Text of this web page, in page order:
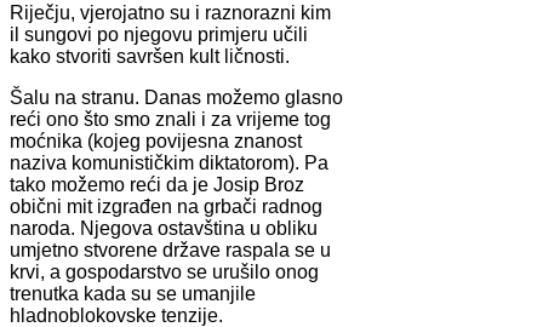
Riječju, vjerojatno su i raznorazni kim
il sungovi po njegovu primjeru učili
kako stvoriti savršen kult ličnosti.
Šalu na stranu. Danas možemo glasno
reći ono što smo znali i za vrijeme tog
moćnika (kojeg povijesna znanost
naziva komunističkim diktatorom). Pa
tako možemo reći da je Josip Broz
obični mit izgrađen na grbači radnog
naroda. Njegova ostavština u obliku
umjetno stvorene države raspala se u
krvi, a gospodarstvo se urušilo onog
trenutka kada su se umanjile
hladnoblokovske tenzije.